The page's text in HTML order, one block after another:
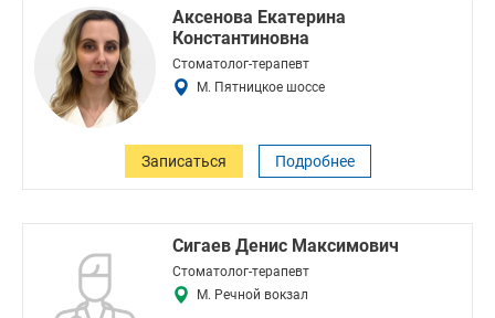
Аксенова Екатерина
Константиновна
Стоматолог-терапевт
М. Пятницкое шоссе
Записаться Подробнее
Сигаев Денис Максимович
Стоматолог-терапевт
М. Речной вокзал